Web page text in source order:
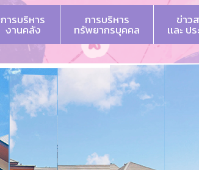
การบริหาร
งานคลัง
การบริหาร
ทรัพยากรบุคคล
ข่าว
เเละ ป